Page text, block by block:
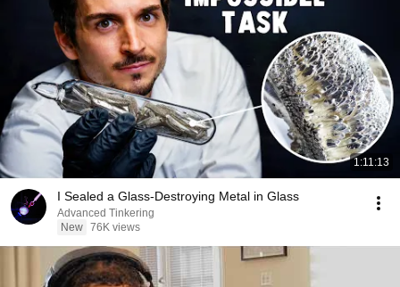
1:11:13
I Sealed a Glass-Destroying Metal in Glass
Advanced Tinkering
New 76K views